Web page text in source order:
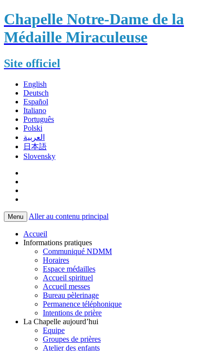
Chapelle Notre-Dame de la
Médaille Miraculeuse
Site officiel
English
Deutsch
Español
Italiano
Português
Polski
العربية
日本語
Slovensky
Menu Aller au contenu principal
Accueil
Informations pratiques
Communiqué NDMM
Horaires
Espace médailles
Accueil spirituel
Accueil messes
Bureau pèlerinage
Permanence téléphonique
Intentions de prière
La Chapelle aujourd’hui
Equipe
Groupes de prières
Atelier des enfants